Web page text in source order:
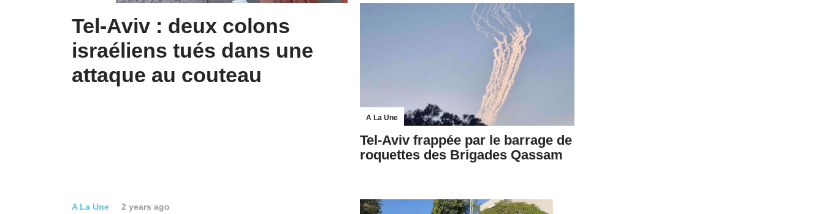
Tel-Aviv : deux colons
israéliens tués dans une
attaque au couteau
A La Une
Tel-Aviv frappée par le barrage de
roquettes des Brigades Qassam
A La Une 2 years ago